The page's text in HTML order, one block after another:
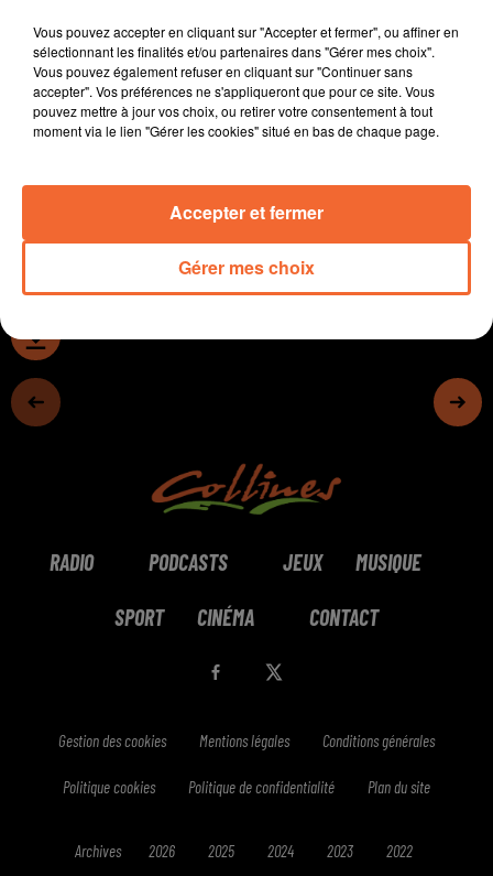
il est remis en eau.
Les ainés de 8 Ehpad du Bocage bressuirais se
retrouveront en chansons le 3 mai prochain à Bocapole
( photo ).
Moncoutant sur Sèvre acceuillera le départ de la
RADIO PODCASTS JEUX MUSIQUE
SPORT CINÉMA CONTACT
Gestion des cookies Mentions légales Conditions générales
Politique cookies Politique de confidentialité Plan du site
Archives 2026 2025 2024 2023 2022
Vous pouvez accepter en cliquant sur "Accepter et fermer", ou affiner en
sélectionnant les finalités et/ou partenaires dans "Gérer mes choix".
Vous pouvez également refuser en cliquant sur "Continuer sans
accepter". Vos préférences ne s'appliqueront que pour ce site. Vous
pouvez mettre à jour vos choix, ou retirer votre consentement à tout
moment via le lien "Gérer les cookies" situé en bas de chaque page.
Gérer mes choix
Accepter et fermer